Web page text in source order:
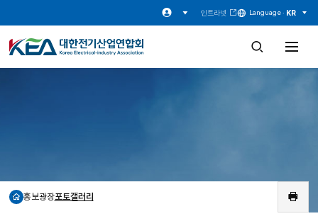
인트라넷 Language · KR
검
전
홈홍보광장포토갤러리
인
쇄